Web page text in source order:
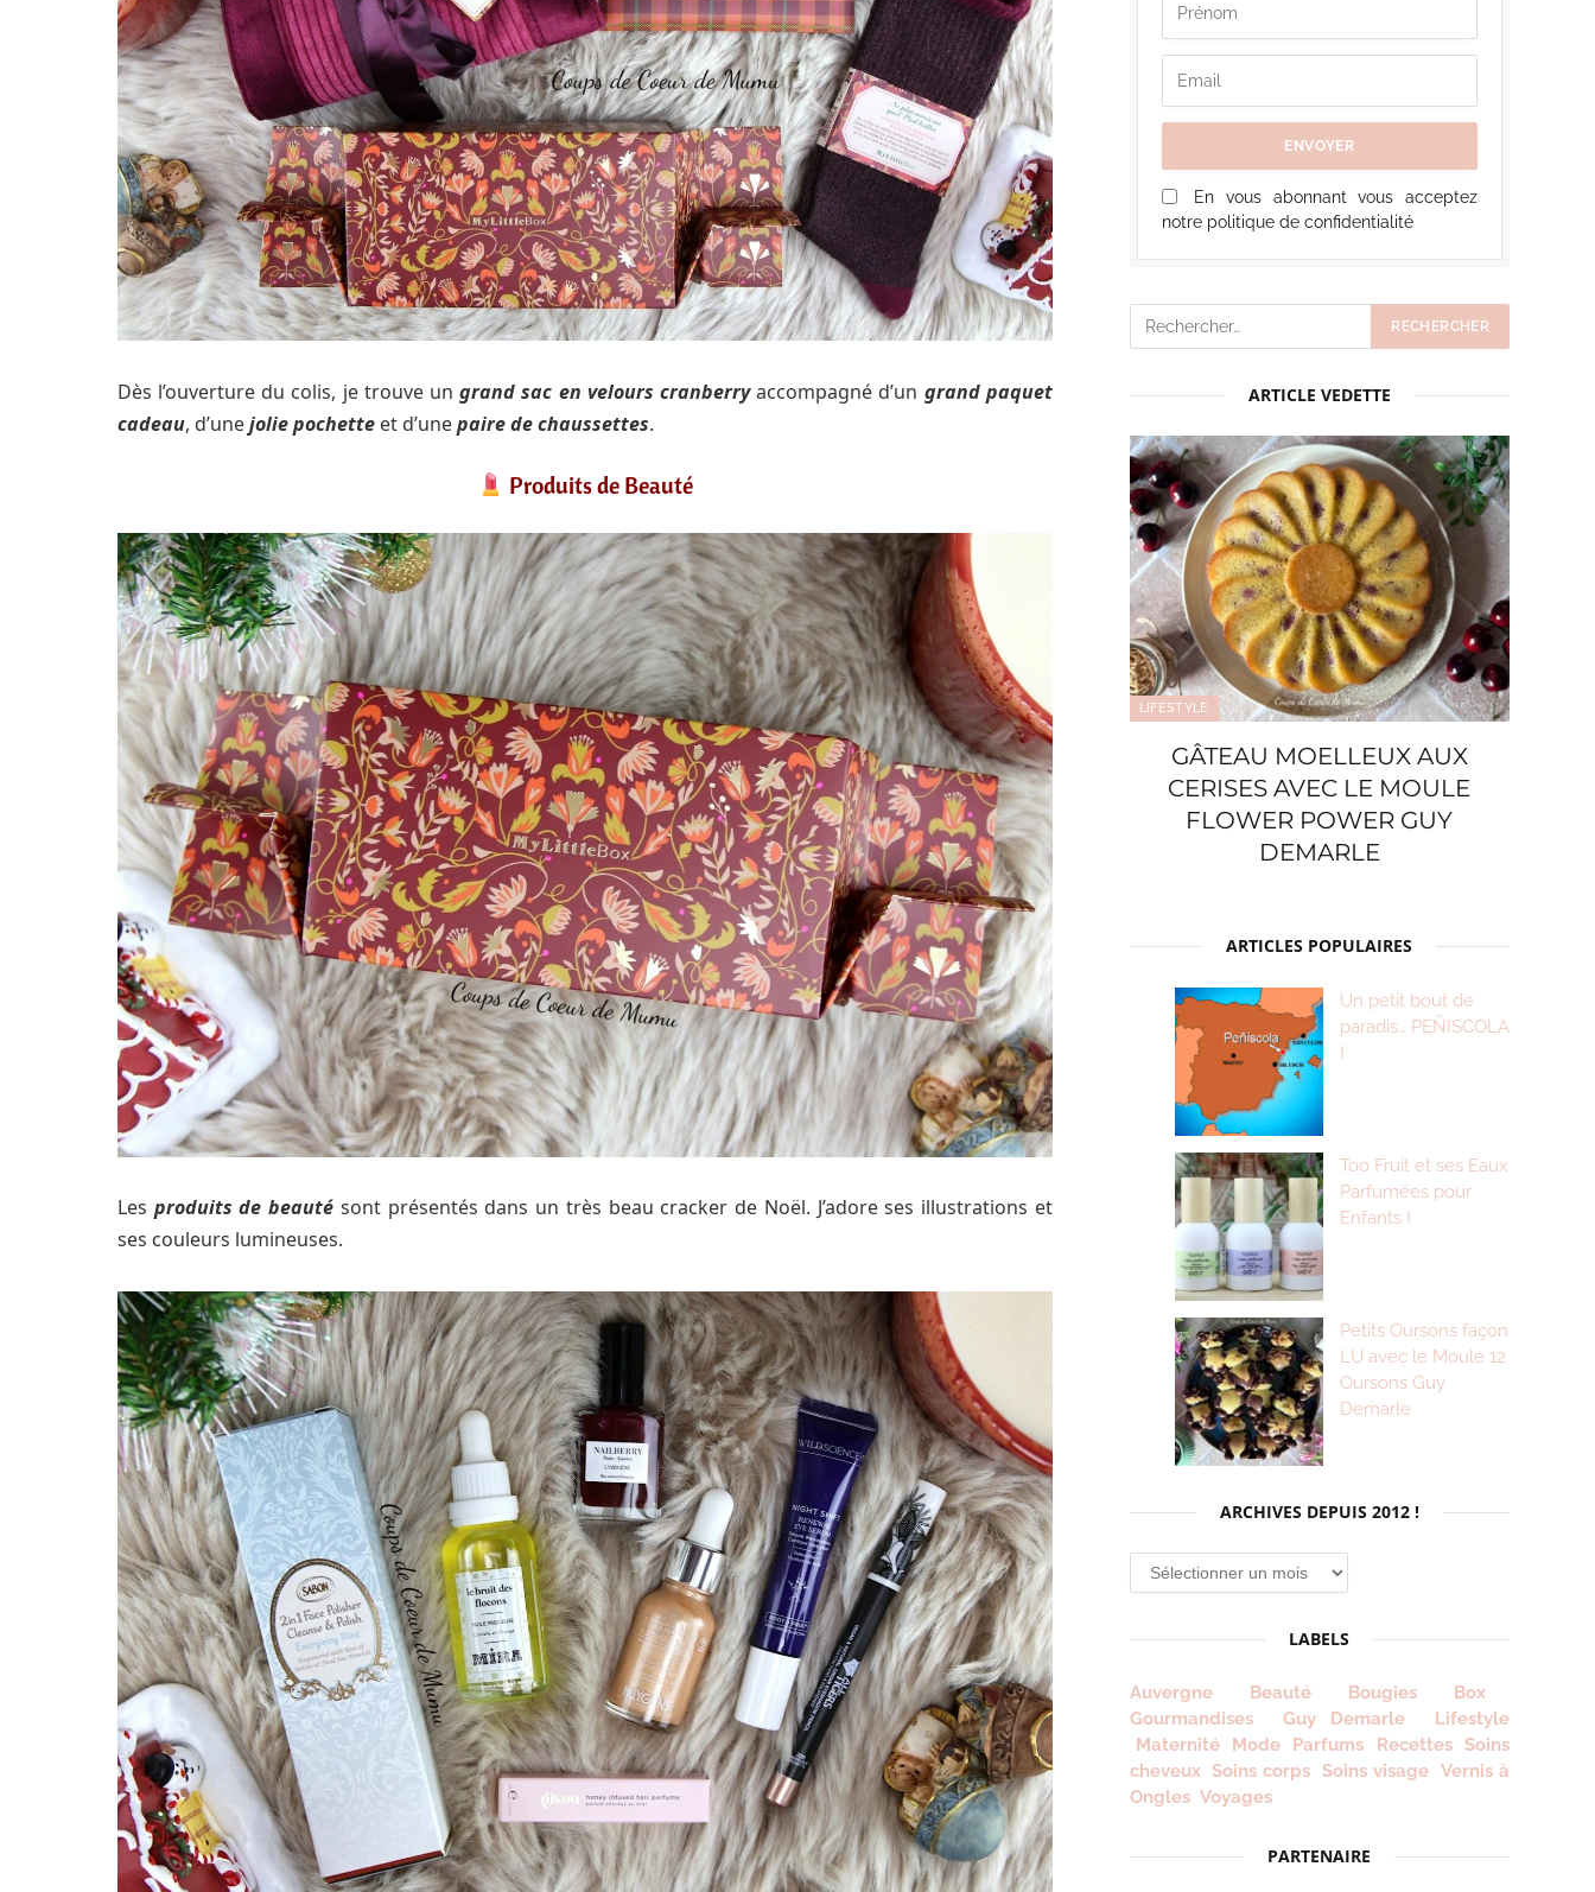
Dès l’ouverture du colis, je trouve ungrand sac en velours cranberryaccompagné d’un grand paquet
cadeau, d’unejolie pochetteet d’unepaire de chaussettes.
Produits de Beauté
Les produits de beauté sont présentés dans un très beau cracker de Noël. J’adore ses illustrations et
ses couleurs lumineuses.
En vous abonnant vous acceptez
notre politique de confidentialité
ARTICLE VEDETTE
LIFESTYLE
GÂTEAU MOELLEUX AUX
CERISES AVEC LE MOULE
FLOWER POWER GUY
DEMARLE
ARTICLES POPULAIRES
Un petit bout de
paradis… PEÑISCOLA
!
Too Fruit et ses Eaux
Parfumées pour
Enfants !
Petits Oursons façon
LU avec le Moule 12
Oursons Guy
Demarle
ARCHIVES DEPUIS 2012 !
Archives
depuis
!
LABELS
Auvergne Beauté Bougies
Box
Gourmandises
Guy Demarle
Lifestyle
Maternité
Mode Parfums Recettes Soins
cheveux Soins corps Soins visage Vernis à
Ongles Voyages
PARTENAIRE